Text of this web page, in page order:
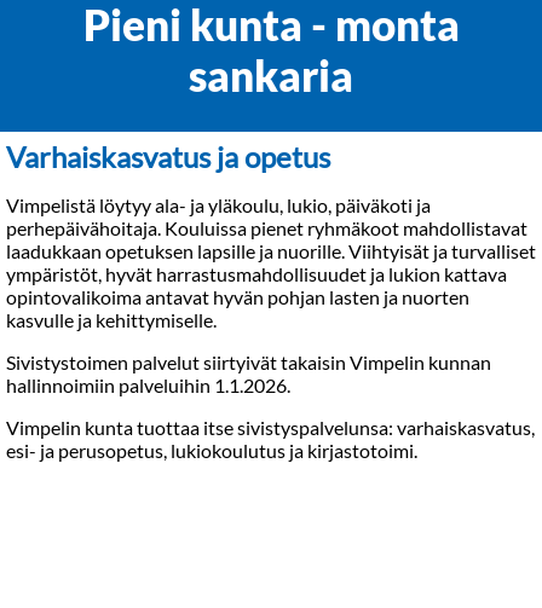
Pieni kunta - monta
sankaria
Varhaiskasvatus ja opetus
Vimpelistä löytyy ala- ja yläkoulu, lukio, päiväkoti ja
perhepäivähoitaja. Kouluissa pienet ryhmäkoot mahdollistavat
laadukkaan opetuksen lapsille ja nuorille. Viihtyisät ja turvalliset
ympäristöt, hyvät harrastusmahdollisuudet ja lukion kattava
opintovalikoima antavat hyvän pohjan lasten ja nuorten
kasvulle ja kehittymiselle.
Sivistystoimen palvelut siirtyivät takaisin Vimpelin kunnan
hallinnoimiin palveluihin 1.1.2026.
Vimpelin kunta tuottaa itse sivistyspalvelunsa: varhaiskasvatus,
esi- ja perusopetus, lukiokoulutus ja kirjastotoimi.